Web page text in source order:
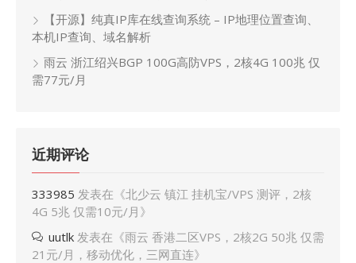
【开源】纯真IP库在线查询系统 – IP地理位置查询、
本机IP查询、域名解析
雨云 浙江绍兴BGP 100G高防VPS，2核4G 100兆 仅
需77元/月
近期评论
333985 发表在《北少云 镇江 挂机宝/VPS 测评，2核
4G 5兆 仅需10元/月 》
uutlk 发表在《雨云 香港二区VPS，2核2G 50兆 仅需
21元/月，移动优化，三网直连》